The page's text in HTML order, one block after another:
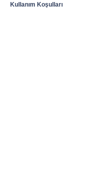
Kullanım Koşulları